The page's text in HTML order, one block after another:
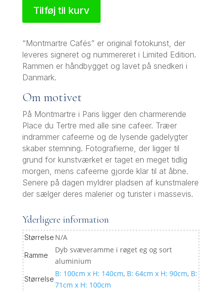
Tilføj til kurv
“Montmartre Cafés” er original fotokunst, der
leveres signeret og nummereret i Limited Edition.
Rammen er håndbygget og lavet på snedkeri i
Danmark.
Om motivet
På Montmartre i Paris ligger den charmerende
Place du Tertre med alle sine cafeer. Træer
indrammer cafeerne og de lysende gadelygter
skaber stemning. Fotografierne, der ligger til
grund for kunstværket er taget en meget tidlig
morgen, mens cafeerne gjorde klar til at åbne.
Senere på dagen myldrer pladsen af kunstmalere
der sælger deres malerier og turister i massevis.
Yderligere information
Størrelse N/A
Ramme
Dyb svæveramme i røget eg og sort
aluminium
Størrelse
B: 100cm x H: 140cm, B: 64cm x H: 90cm, B:
71cm x H: 100cm